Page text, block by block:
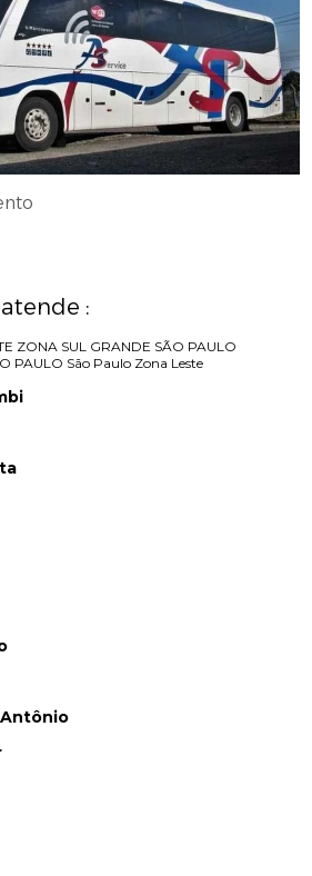
:
ZONA SUL GRANDE SÃO PAULO
PAULO São Paulo Zona Leste
Antônio